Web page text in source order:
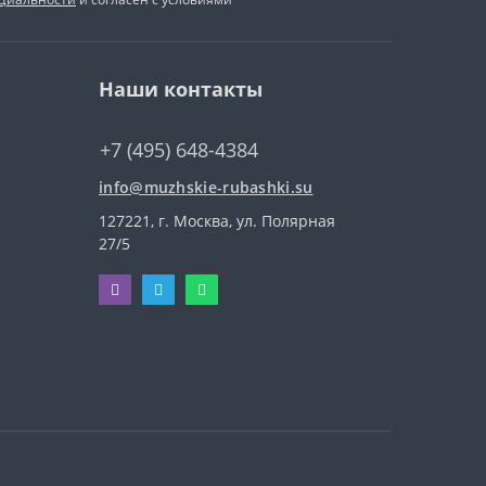
Наши контакты
+7 (495) 648-4384
info@muzhskie-rubashki.su
127221, г. Москва, ул. Полярная
27/5